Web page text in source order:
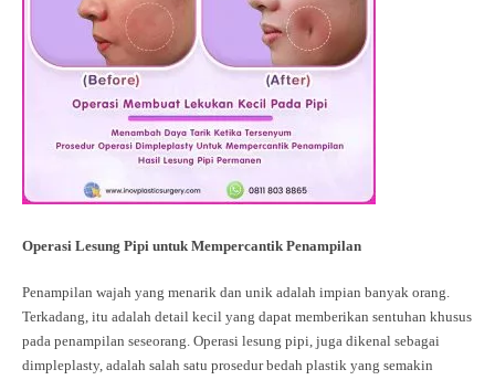
Operasi Lesung Pipi untuk Mempercantik Penampilan
Penampilan wajah yang menarik dan unik adalah impian banyak orang.
Terkadang, itu adalah detail kecil yang dapat memberikan sentuhan khusus
pada penampilan seseorang. Operasi lesung pipi, juga dikenal sebagai
dimpleplasty, adalah salah satu prosedur bedah plastik yang semakin